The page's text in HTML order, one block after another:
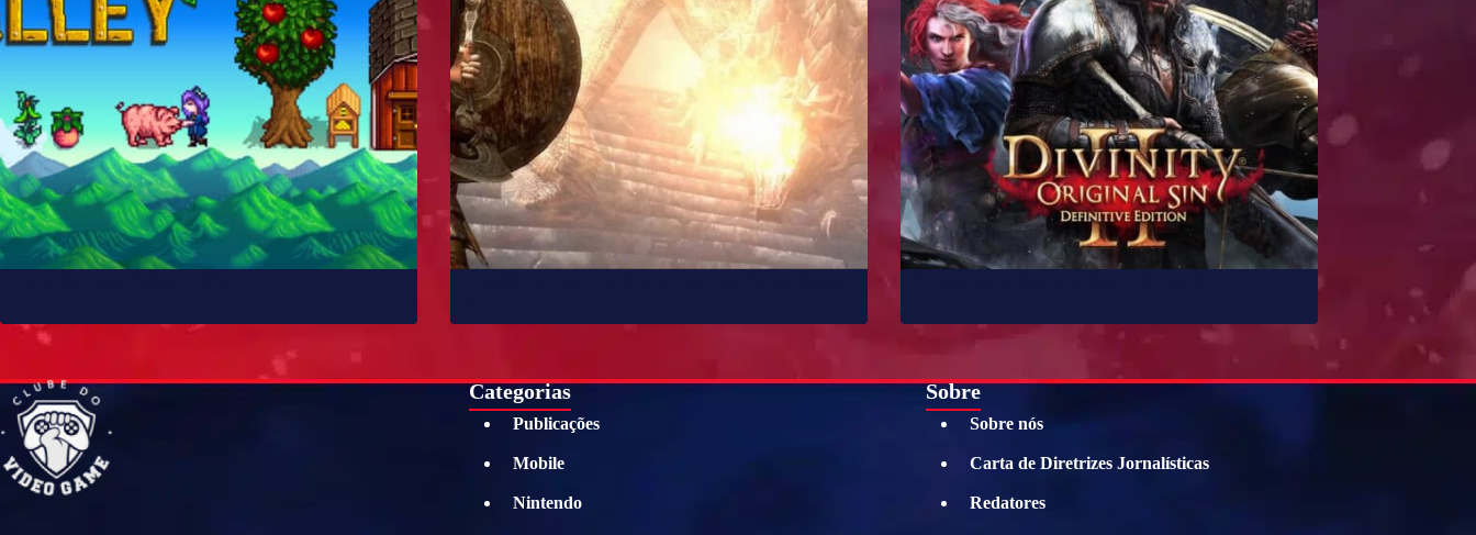
Categorias
Publicações
Mobile
Nintendo
Sobre
Sobre nós
Carta de Diretrizes Jornalísticas
Redatores